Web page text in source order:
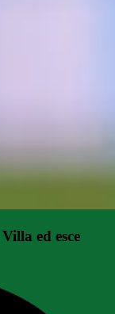
ed esce